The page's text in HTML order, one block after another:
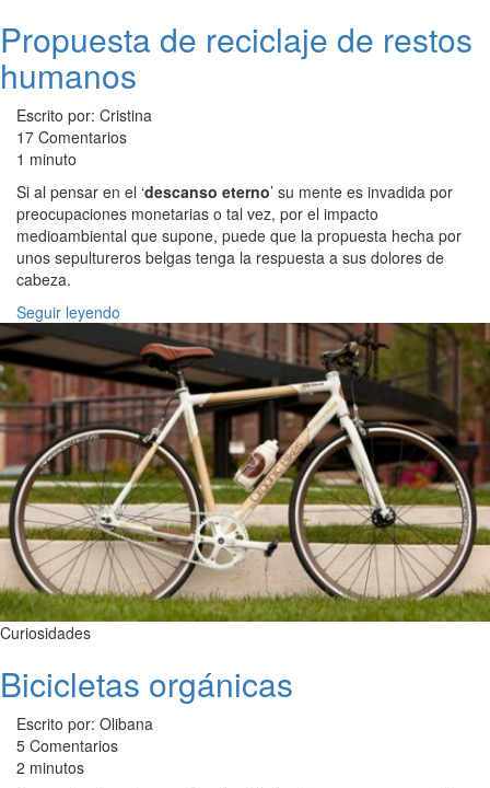
Propuesta de reciclaje de restos
humanos
Escrito por: Cristina
17 Comentarios
1 minuto
Si al pensar en el ‘descanso eterno’ su mente es invadida por
preocupaciones monetarias o tal vez, por el impacto
medioambiental que supone, puede que la propuesta hecha por
unos sepultureros belgas tenga la respuesta a sus dolores de
cabeza.
Seguir leyendo
Curiosidades
Bicicletas orgánicas
Escrito por: Olibana
5 Comentarios
2 minutos